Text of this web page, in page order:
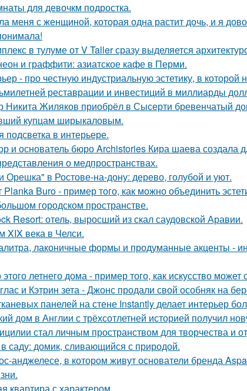
для девочкм подростка.
меня с женщиной, которая одна растит дочь, и я
в тулуме от V Taller сразу выделяется
и граффити: азиатское кафе в Перми.
- про честную индустриальную эстетику, в
реставрации и инвестиций в миллиарды
Никита Жиляков приобрёл в Сысерти бревенчатый
купцам ширыкаловым.
в интерьере.
и основатель бюро Archistories Кира шаева создала
о медпространствах.
Орешка" в Ростове-на-дону: дерево, голубой и уют.
Planka Buro - пример того, как можно объединить
городском пространстве.
Resort: отель, выросший из скал саудовской Аравии.
XIX века в Челси.
лаконичные формы и продуманные акценты -
летнего дома - пример того, как искусство
и Кэтрин зета - Джонс продали свой особняк на
панелей на стене Instantly делает интерьер
дом в Англии с трёхсотлетней историей получил
стал личным пространством для творчества и
в саду: домик, сливающийся с природой.
анджелесе, в котором живут основатели бренда